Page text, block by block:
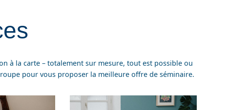
à la carte – totalement sur mesure, tout est possible ou
pour vous proposer la meilleure offre de séminaire.